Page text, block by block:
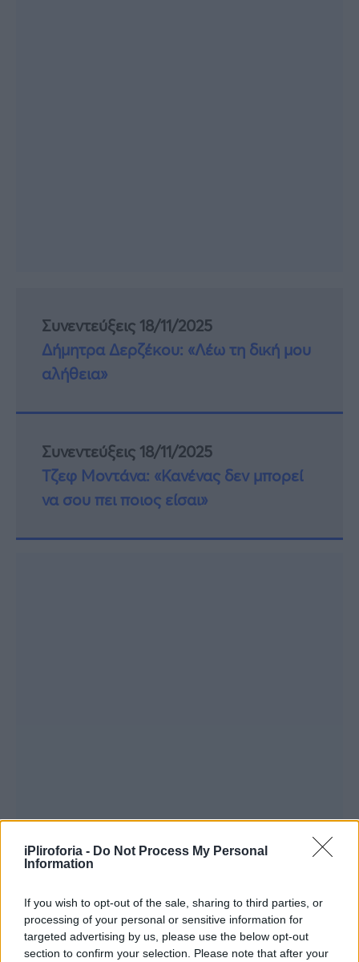
iPliroforia - Do Not Process My Personal
Information
If you wish to opt-out of the sale, sharing to third parties, or
processing of your personal or sensitive information for
targeted advertising by us, please use the below opt-out
section to confirm your selection. Please note that after your
Συνεντεύξεις 18/11/2025
Δήμητρα Δερζέκου: «Λέω τη δική μου
αλήθεια»
Συνεντεύξεις 18/11/2025
Τζεφ Μοντάνα: «Κανένας δεν μπορεί
να σου πει ποιος είσαι»